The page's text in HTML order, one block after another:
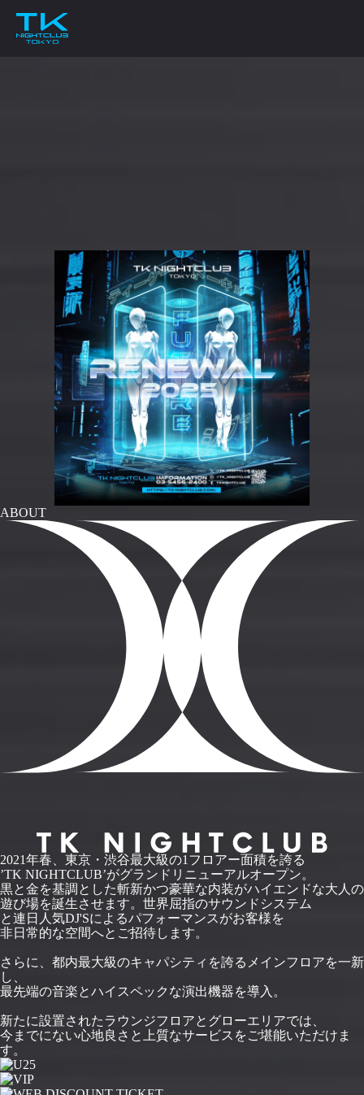
ABOUT
2021年春、東京・渋谷最大級の1フロアー面積を誇る
’TK NIGHTCLUB’がグランドリニューアルオープン。
黒と金を基調とした斬新かつ豪華な内装がハイエンドな大人の
遊び場を誕生させます。世界屈指のサウンドシステム
と連日人気DJ'Sによるパフォーマンスがお客様を
非日常的な空間へとご招待します。
さらに、都内最大級のキャパシティを誇るメインフロアを一新
し、
最先端の音楽とハイスペックな演出機器を導入。
新たに設置されたラウンジフロアとグローエリアでは、
今までにない心地良さと上質なサービスをご堪能いただけま
す。